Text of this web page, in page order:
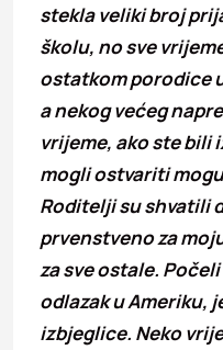
stekla veliki broj
školu, no sve
ostatkom porodice
a nekog većeg
vrijeme, ako ste bili
mogli ostvariti
Roditelji su shvatili
prvenstveno za
za sve ostale.
odlazak u Ameriku,
izbjeglice. Neko